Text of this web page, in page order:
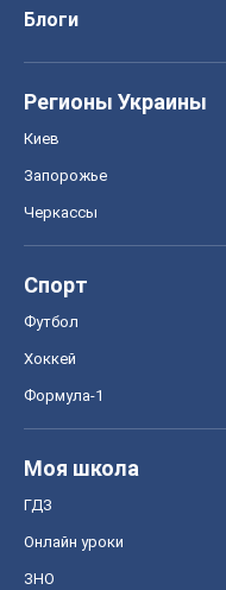
Блоги
Регионы Украины
Киев
Запорожье
Черкассы
Спорт
Футбол
Хоккей
Формула-1
Моя школа
ГДЗ
Онлайн уроки
ЗНО